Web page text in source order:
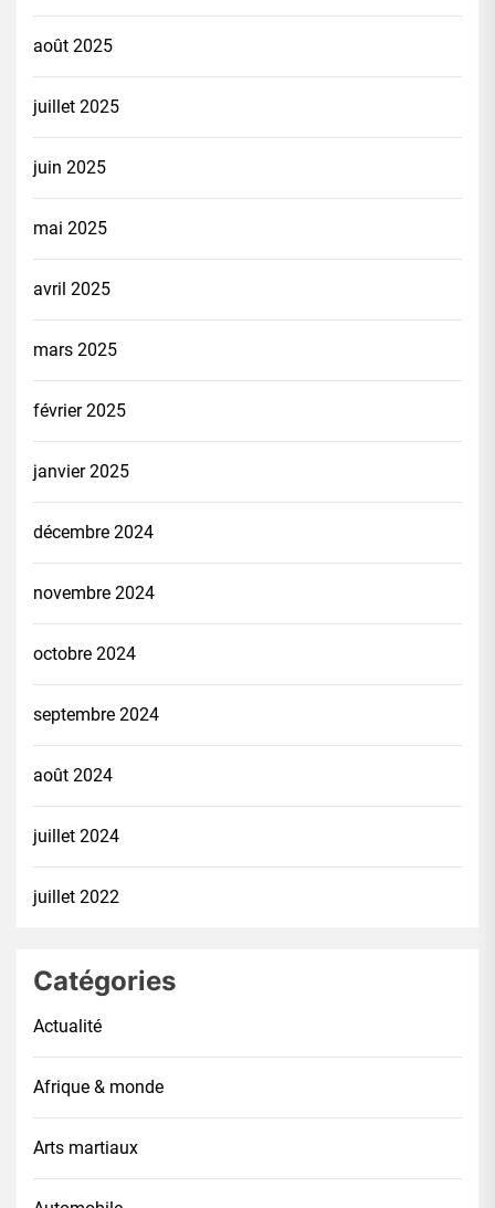
août 2025
juillet 2025
juin 2025
mai 2025
avril 2025
mars 2025
février 2025
janvier 2025
décembre 2024
novembre 2024
octobre 2024
septembre 2024
août 2024
juillet 2024
juillet 2022
Catégories
Actualité
Afrique & monde
Arts martiaux